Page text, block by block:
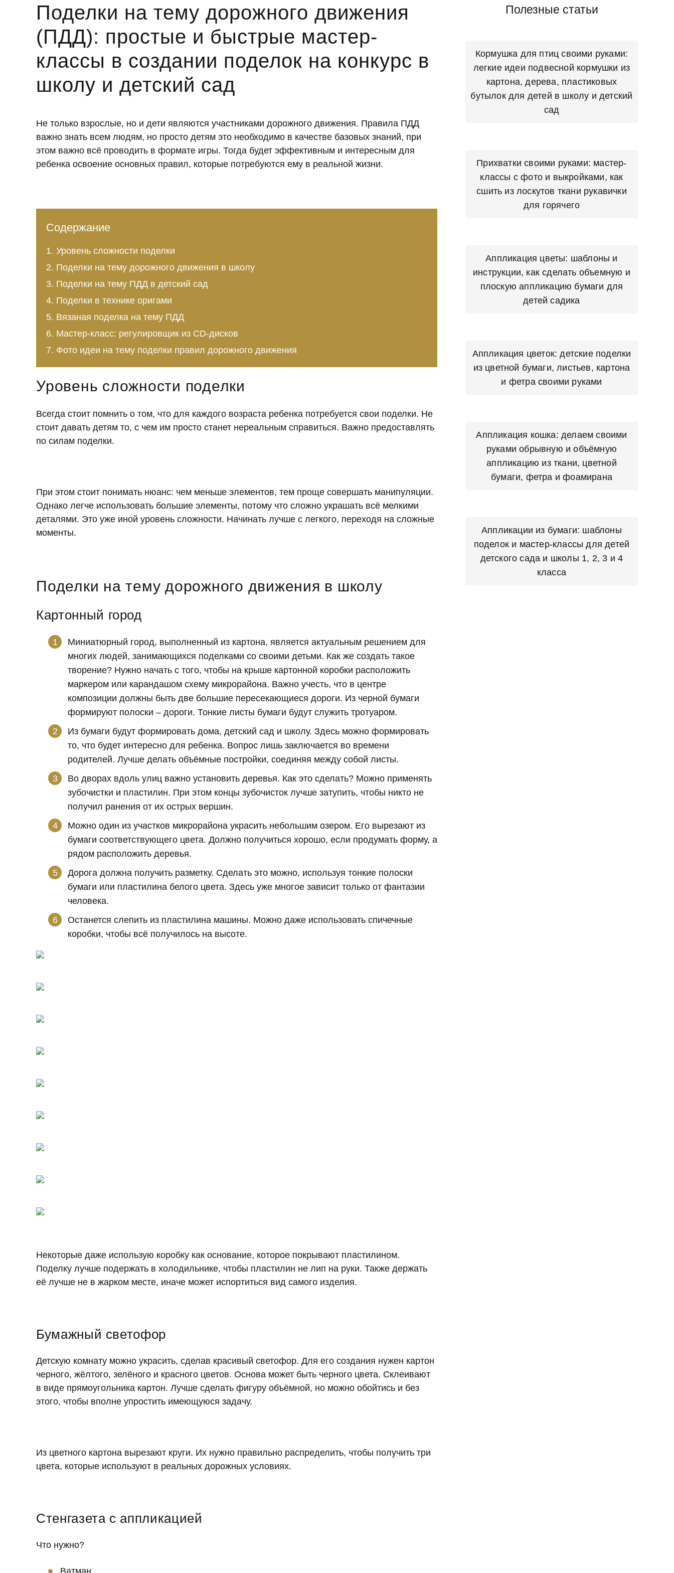
Поделки на тему дорожного движения
(ПДД): простые и быстрые мастер-
классы в создании поделок на конкурс в
школу и детский сад
Не только взрослые, но и дети являются участниками дорожного движения. Правила ПДД
важно знать всем людям, но просто детям это необходимо в качестве базовых знаний, при
этом важно всё проводить в формате игры. Тогда будет эффективным и интересным для
ребенка освоение основных правил, которые потребуются ему в реальной жизни.
Содержание
Уровень сложности поделки
Поделки на тему дорожного движения в школу
Поделки на тему ПДД в детский сад
Поделки в технике оригами
Вязаная поделка на тему ПДД
Мастер-класс: регулировщик из CD-дисков
Фото идеи на тему поделки правил дорожного движения
Уровень сложности поделки
Всегда стоит помнить о том, что для каждого возраста ребенка потребуется свои поделки. Не
стоит давать детям то, с чем им просто станет нереальным справиться. Важно предоставлять
по силам поделки.
При этом стоит понимать нюанс: чем меньше элементов, тем проще совершать манипуляции.
Однако легче использовать большие элементы, потому что сложно украшать всё мелкими
деталями. Это уже иной уровень сложности. Начинать лучше с легкого, переходя на сложные
моменты.
Поделки на тему дорожного движения в школу
Картонный город
Миниатюрный город, выполненный из картона, является актуальным решением для
многих людей, занимающихся поделками со своими детьми. Как же создать такое
творение? Нужно начать с того, чтобы на крыше картонной коробки расположить
маркером или карандашом схему микрорайона. Важно учесть, что в центре
композиции должны быть две большие пересекающиеся дороги. Из черной бумаги
формируют полоски – дороги. Тонкие листы бумаги будут служить тротуаром.
Из бумаги будут формировать дома, детский сад и школу. Здесь можно формировать
то, что будет интересно для ребенка. Вопрос лишь заключается во времени
родителей. Лучше делать объёмные постройки, соединяя между собой листы.
Во дворах вдоль улиц важно установить деревья. Как это сделать? Можно применять
зубочистки и пластилин. При этом концы зубочисток лучше затупить, чтобы никто не
получил ранения от их острых вершин.
Можно один из участков микрорайона украсить небольшим озером. Его вырезают из
бумаги соответствующего цвета. Должно получиться хорошо, если продумать форму, а
рядом расположить деревья.
Дорога должна получить разметку. Сделать это можно, используя тонкие полоски
бумаги или пластилина белого цвета. Здесь уже многое зависит только от фантазии
человека.
Останется слепить из пластилина машины. Можно даже использовать спичечные
коробки, чтобы всё получилось на высоте.
Некоторые даже использую коробку как основание, которое покрывают пластилином.
Поделку лучше подержать в холодильнике, чтобы пластилин не лип на руки. Также держать
её лучше не в жарком месте, иначе может испортиться вид самого изделия.
Бумажный светофор
Детскую комнату можно украсить, сделав красивый светофор. Для его создания нужен картон
черного, жёлтого, зелёного и красного цветов. Основа может быть черного цвета. Склеивают
в виде прямоугольника картон. Лучше сделать фигуру объёмной, но можно обойтись и без
этого, чтобы вполне упростить имеющуюся задачу.
Из цветного картона вырезают круги. Их нужно правильно распределить, чтобы получить три
цвета, которые используют в реальных дорожных условиях.
Стенгазета с аппликацией
Что нужно?
Ватман.
Полезные статьи
Кормушка для птиц своими руками:
легкие идеи подвесной кормушки из
картона, дерева, пластиковых
бутылок для детей в школу и детский
сад
Прихватки своими руками: мастер-
классы с фото и выкройками, как
сшить из лоскутов ткани рукавички
для горячего
Аппликация цветы: шаблоны и
инструкции, как сделать объемную и
плоскую аппликацию бумаги для
детей садика
Аппликация цветок: детские поделки
из цветной бумаги, листьев, картона
и фетра своими руками
Аппликация кошка: делаем своими
руками обрывную и объёмную
аппликацию из ткани, цветной
бумаги, фетра и фоамирана
Аппликации из бумаги: шаблоны
поделок и мастер-классы для детей
детского сада и школы 1, 2, 3 и 4
класса